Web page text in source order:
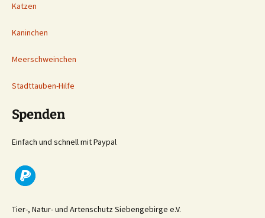
Katzen
Kaninchen
Meerschweinchen
Stadttauben-Hilfe
Spenden
Einfach und schnell mit Paypal
Tier-, Natur- und Artenschutz Siebengebirge e.V.